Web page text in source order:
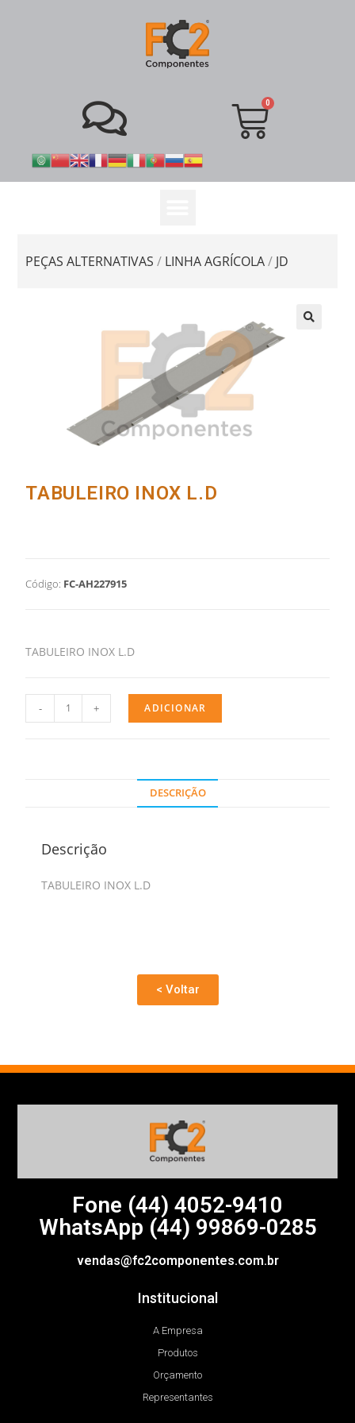
PEÇAS ALTERNATIVAS / LINHA AGRÍCOLA/ JD
TABULEIRO INOX L.D
Código: FC-AH227915
TABULEIRO INOX L.D
- + ADICIONAR
DESCRIÇÃO
Descrição
TABULEIRO INOX L.D
< Voltar
Fone (44) 4052-9410
WhatsApp (44) 99869-0285
vendas@fc2componentes.com.br
Institucional
A Empresa
Produtos
Orçamento
Representantes